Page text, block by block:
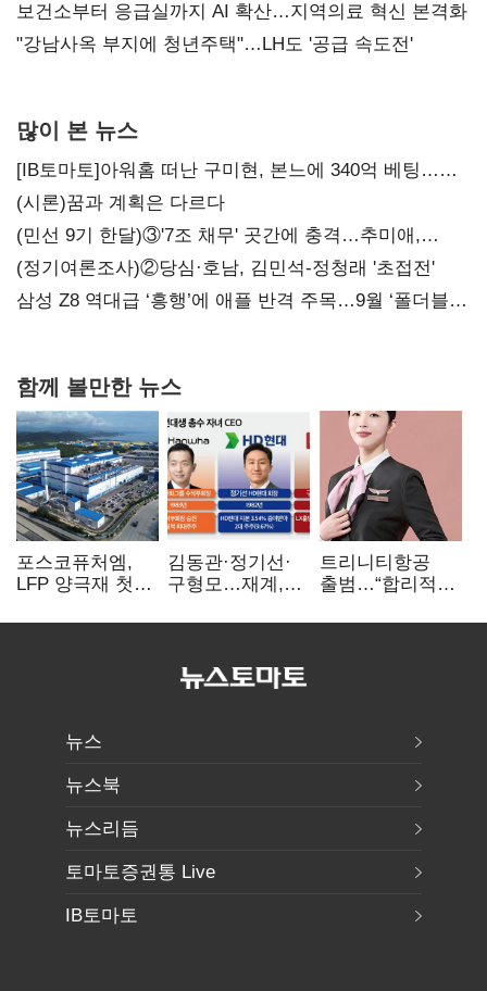
보건소부터 응급실까지 AI 확산…지역의료 혁신 본격화
"강남사옥 부지에 청년주택"…LH도 '공급 속도전'
많이 본 뉴스
[IB토마토]아워홈 떠난 구미현, 본느에 340억 베팅…
가족 지배체제 구축
(시론)꿈과 계획은 다르다
(민선 9기 한달)③'7조 채무' 곳간에 충격…추미애,
20년만에 '비상재정' 선언 승부수
(정기여론조사)②당심·호남, 김민석-정청래 '초접전'
삼성 Z8 역대급 ‘흥행’에 애플 반격 주목…9월 ‘폴더블
함께 볼만한 뉴스
포스코퓨처엠,
LFP 양극재 첫
ESS 시장 공략
김동관·정기선·
구형모…재계,
전성시대
트리니티항공
출범…“합리적
서비스로 승부”
뉴스
뉴스북
뉴스리듬
토마토증권통 Live
IB토마토